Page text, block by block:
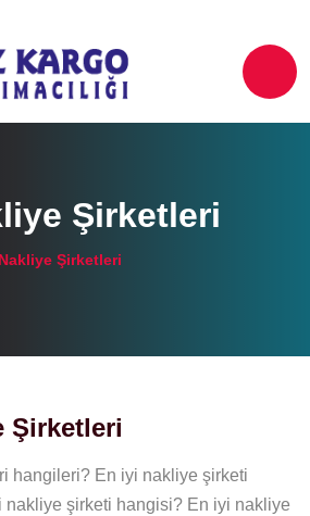
Şirketleri
Şirketleri
Şirketleri
hangileri? En iyi nakliye şirketi
nakliye şirketi hangisi? En iyi nakliye